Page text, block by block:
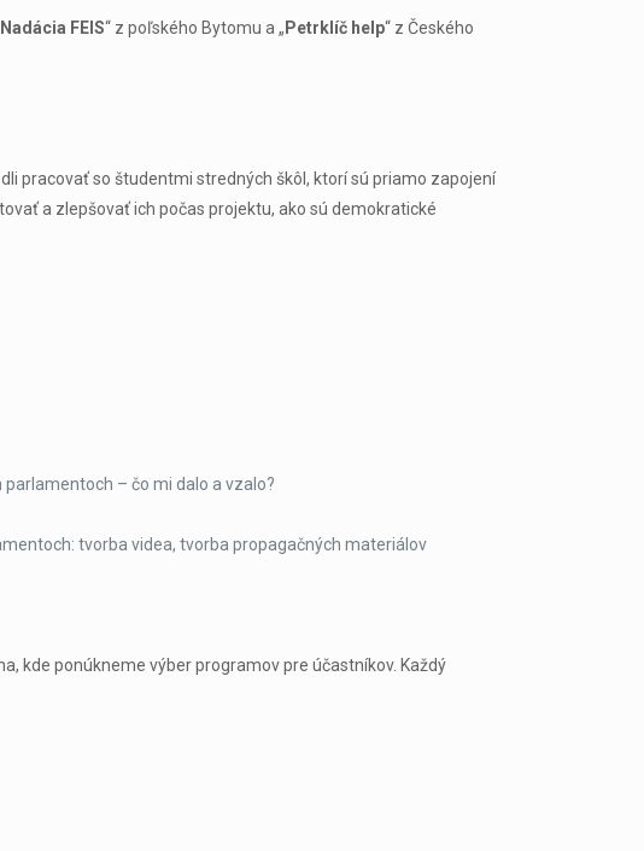
Nadácia FEIS“ z poľského Bytomu a „ Petrklíč help“ z Českého
pracovať so študentmi stredných škôl, ktorí sú priamo zapojení
a zlepšovať ich počas projektu, ako sú demokratické
– čo mi dalo a vzalo?
tvorba videa, tvorba propagačných materiálov
kde ponúkneme výber programov pre účastníkov. Každý